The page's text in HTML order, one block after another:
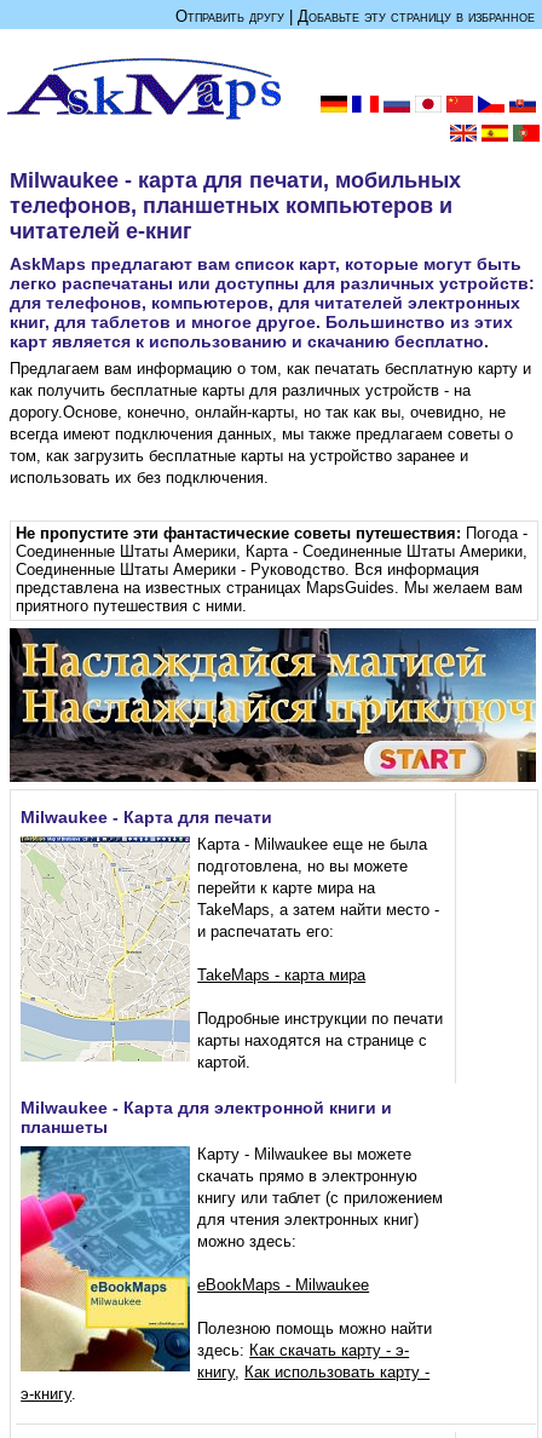
Отправить другу Добавьте эту страницу в избранное
Milwaukee - карта для печати, мобильных
телефонов, планшетных компьютеров и
читателей е-книг
AskMaps предлагают вам список карт, которые могут быть
легко распечатаны или доступны для различных устройств:
для телефонов, компьютеров, для читателей электронных
книг, для таблетов и многое другое. Большинство из этих
карт является к использованию и скачанию бесплатно.
Предлагаем вам информацию о том, как печатать бесплатную карту и
как получить бесплатные карты для различных устройств - на
дорогу.Основе, конечно, онлайн-карты, но так как вы, очевидно, не
всегда имеют подключения данных, мы также предлагаем советы о
том, как загрузить бесплатные карты на устройство заранее и
использовать их без подключения.
Не пропустите эти фантастические советы путешествия: Погода -
Соединенные Штаты Америки, Карта - Соединенные Штаты Америки,
Соединенные Штаты Америки - Руководство. Вся информация
представлена ​​на известных страницах MapsGuides. Мы желаем вам
приятного путешествия с ними.
Milwaukee - Карта для печати
Карта - Milwaukee еще не была
подготовлена, но вы можете
перейти к карте мира на
TakeMaps, а затем найти место -
и распечатать его:
TakeMaps - карта мира
Подробные инструкции по печати
карты находятся на странице с
картой.
Milwaukee - Карта для электронной книги и
планшеты
Карту - Milwaukee вы можете
скачать прямо в электронную
книгу или таблет (с приложением
для чтения электронных книг)
можно здесь:
eBookMaps - Milwaukee
Полезною помощь можно найти
здесь: Как скачать карту - э-
книгу, Как использовать карту -
э-книгу.